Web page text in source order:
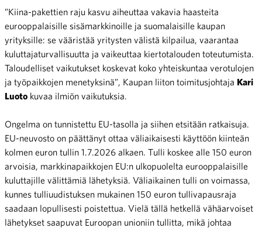
”Kiina-pakettien raju kasvu aiheuttaa vakavia haasteita
eurooppalaisille sisämarkkinoille ja suomalaisille kaupan
yrityksille: se vääristää yritysten välistä kilpailua, vaarantaa
kuluttajaturvallisuutta ja vaikeuttaa kiertotalouden toteutumista.
Taloudelliset vaikutukset koskevat koko yhteiskuntaa verotulojen
ja työpaikkojen menetyksinä”, Kaupan liiton toimitusjohtaja Kari
Luoto kuvaa ilmiön vaikutuksia.
Ongelma on tunnistettu EU-tasolla ja siihen etsitään ratkaisuja.
EU-neuvosto on päättänyt ottaa väliaikaisesti käyttöön kiinteän
kolmen euron tullin 1.7.2026 alkaen. Tulli koskee alle 150 euron
arvoisia, markkinapaikkojen EU:n ulkopuolelta eurooppalaisille
kuluttajille välittämiä lähetyksiä. Väliaikainen tulli on voimassa,
kunnes tulliuudistuksen mukainen 150 euron tullivapausraja
saadaan lopullisesti poistettua. Vielä tällä hetkellä vähäarvoiset
lähetykset saapuvat Euroopan unioniin tullitta, mikä johtaa